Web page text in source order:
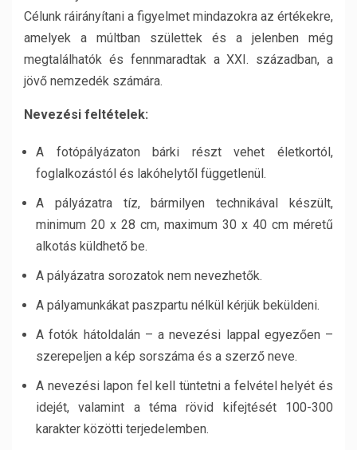
Célunk ráirányítani a figyelmet mindazokra az értékekre,
amelyek a múltban születtek és a jelenben még
megtalálhatók és fennmaradtak a XXI. században, a
jövő nemzedék számára.
Nevezési feltételek:
A fotópályázaton bárki részt vehet életkortól,
foglalkozástól és lakóhelytől függetlenül.
A pályázatra tíz, bármilyen technikával készült,
minimum 20 x 28 cm, maximum 30 x 40 cm méretű
alkotás küldhető be.
A pályázatra sorozatok nem nevezhetők.
A pályamunkákat paszpartu nélkül kérjük beküldeni.
A fotók hátoldalán – a nevezési lappal egyezően –
szerepeljen a kép sorszáma és a szerző neve.
A nevezési lapon fel kell tüntetni a felvétel helyét és
idejét, valamint a téma rövid kifejtését 100-300
karakter közötti terjedelemben.